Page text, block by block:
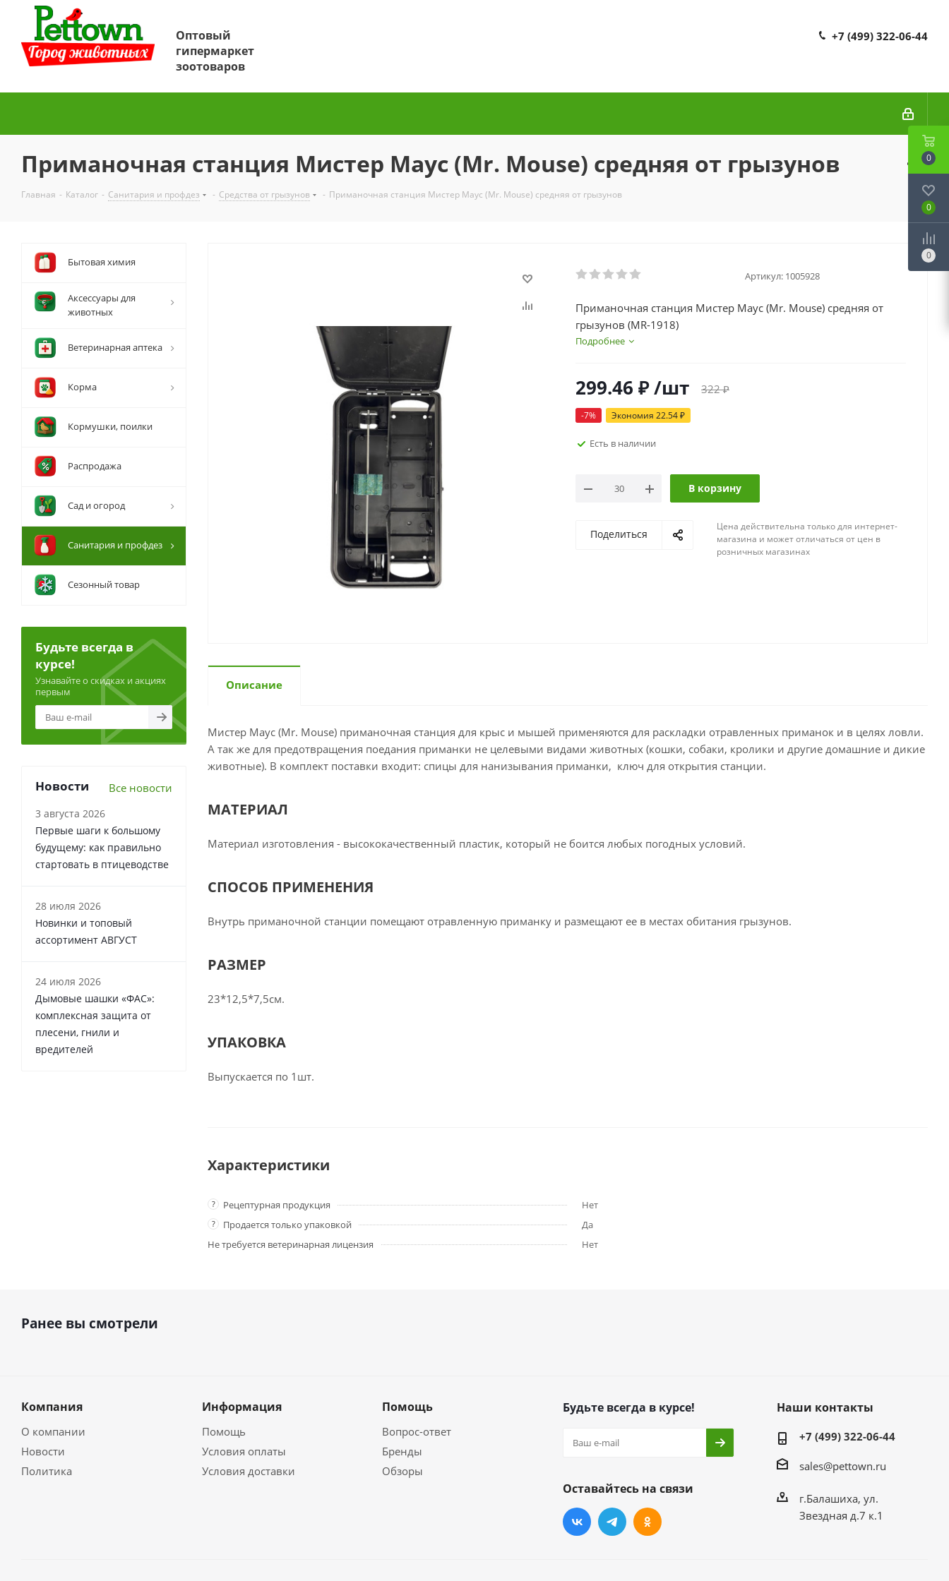
Оптовый
гипермаркет
зоотоваров
+7 (499) 322-06-44
Приманочная станция Мистер Маус (Mr. Mouse) средняя от грызунов
Главная - Каталог - Санитария и профдез - Средства от грызунов - Приманочная станция Мистер Маус (Mr. Mouse) средняя от грызунов
Артикул: 1005928
Приманочная станция Мистер Маус (Mr. Mouse) средняя от
грызунов (МR-1918)
Подробнее
299.46 ₽/шт 322₽
-7% Экономия 22.54₽
Есть в наличии
В корзину
Поделиться
Цена действительна только для интернет-
магазина и может отличаться от цен в
розничных магазинах
Описание
Мистер Маус (Mr. Mouse) приманочная станция для крыс и мышей применяются для раскладки отравленных приманок и в целях ловли.
А так же для предотвращения поедания приманки не целевыми видами животных (кошки, собаки, кролики и другие домашние и дикие
животные). В комплект поставки входит: спицы для нанизывания приманки, ключ для открытия станции.
МАТЕРИАЛ
Материал изготовления - высококачественный пластик, который не боится любых погодных условий.
СПОСОБ ПРИМЕНЕНИЯ
Внутрь приманочной станции помещают отравленную приманку и размещают ее в местах обитания грызунов.
РАЗМЕР
23*12,5*7,5см.
УПАКОВКА
Выпускается по 1шт.
Характеристики
? Рецептурная продукция Нет
? Продается только упаковкой
Да
Не требуется ветеринарная лицензия
Нет
Бытовая химия
Аксессуары для
животных
Ветеринарная аптека
Корма
Кормушки, поилки
Распродажа
Сад и огород
Санитария и профдез
Сезонный товар
Будьте всегда в
курсе!
Узнавайте о скидках и акциях
первым
Новости Все новости
3 августа 2026
Первые шаги к большому
будущему: как правильно
стартовать в птицеводстве
28 июля 2026
Новинки и топовый
ассортимент АВГУСТ
24 июля 2026
Дымовые шашки «ФАС»:
комплексная защита от
плесени, гнили и
вредителей
Ранее вы смотрели
Компания
О компании
Новости
Политика
Информация
Помощь
Условия оплаты
Условия доставки
Помощь
Вопрос-ответ
Бренды
Обзоры
Будьте всегда в курсе!
Оставайтесь на связи
Наши контакты
+7 (499) 322-06-44
sales@pettown.ru
г.Балашиха, ул.
Звездная д.7 к.1
0
0
0